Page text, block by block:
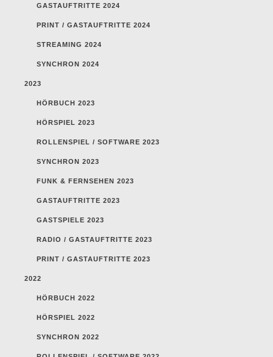
GASTAUFTRITTE 2024
PRINT / GASTAUFTRITTE 2024
STREAMING 2024
SYNCHRON 2024
2023
HÖRBUCH 2023
HÖRSPIEL 2023
ROLLENSPIEL / SOFTWARE 2023
SYNCHRON 2023
FUNK & FERNSEHEN 2023
GASTAUFTRITTE 2023
GASTSPIELE 2023
RADIO / GASTAUFTRITTE 2023
PRINT / GASTAUFTRITTE 2023
2022
HÖRBUCH 2022
HÖRSPIEL 2022
SYNCHRON 2022